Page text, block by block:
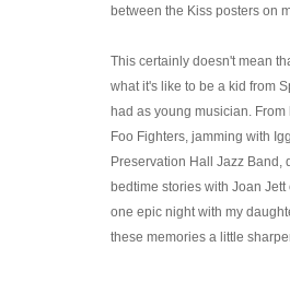
between the Kiss posters on
This certainly doesn't mean
what it's like to be a kid from
had as young musician.
Foo Fighters, jamming with
Preservation Hall Jazz Band,
bedtime stories with Joan
one epic night with my
these memories a little